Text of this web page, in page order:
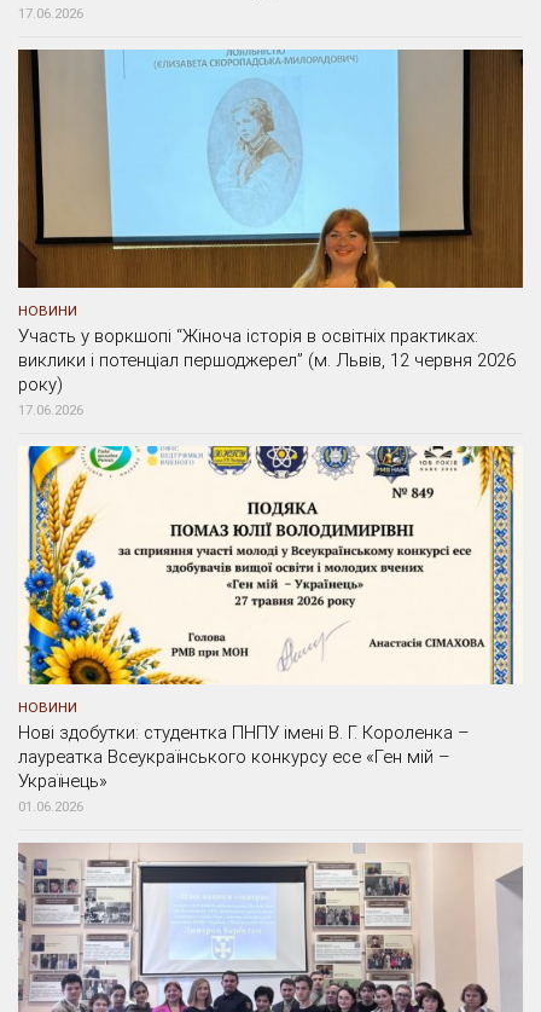
17.06.2026
НОВИНИ
Участь у воркшопі “Жіноча історія в освітніх практиках:
виклики і потенціал першоджерел” (м. Львів, 12 червня 2026
року)
17.06.2026
НОВИНИ
Нові здобутки: студентка ПНПУ імені В. Г. Короленка –
лауреатка Всеукраїнського конкурсу есе «Ген мій –
Українець»
01.06.2026